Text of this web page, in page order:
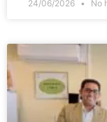
24/06/2026 No